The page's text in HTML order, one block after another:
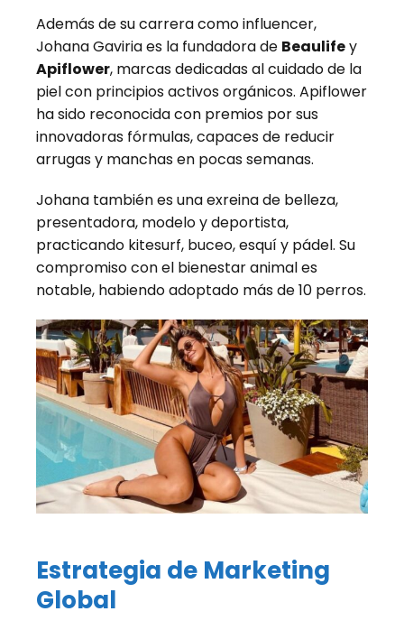
Además de su carrera como influencer,
Johana Gaviria es la fundadora de Beaulifey
Apiflower, marcas dedicadas al cuidado de la
piel con principios activos orgánicos. Apiflower
ha sido reconocida con premios por sus
innovadoras fórmulas, capaces de reducir
arrugas y manchas en pocas semanas.
Johana también es una exreina de belleza,
presentadora, modelo y deportista,
practicando kitesurf, buceo, esquí y pádel. Su
compromiso con el bienestar animal es
notable, habiendo adoptado más de 10 perros.
Estrategia de Marketing
Global